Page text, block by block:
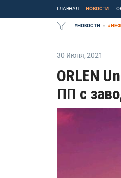
ГЛАВНАЯ НОВОСТИ
#НОВОСТИ #
30 Июня, 2021
ORLEN
ПП с